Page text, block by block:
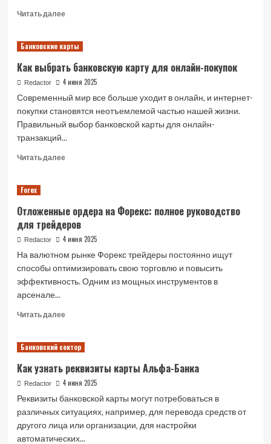
Читать далееRead
Открытые
возможности
и
преимущества
участия
Банковские карты
Как выбрать банковскую карту для онлайн-покупок
Redactor 4 июня 2025
Современный мир все больше уходит в онлайн, и интернет-
покупки становятся неотъемлемой частью нашей жизни.
Правильный выбор банковской карты для онлайн-
транзакций...
Читать далееRead
банковскую
карту
для
покупок
Forex
Отложенные ордера на Форекс: полное руководство
для трейдеров
Redactor 4 июня 2025
На валютном рынке Форекс трейдеры постоянно ищут
способы оптимизировать свою торговлю и повысить
эффективность. Одним из мощных инструментов в
арсенале...
Читать далееRead
Отложенные
на
Форекс:
для
трейдеров
Банковский сектор
Как узнать реквизиты карты Альфа-Банка
Redactor 4 июня 2025
Реквизиты банковской карты могут потребоваться в
различных ситуациях‚ например‚ для перевода средств от
другого лица или организации‚ для настройки
автоматических...